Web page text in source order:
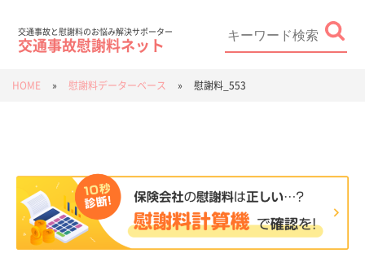
交通事故と慰謝料のお悩み解決サポーター
交通事故慰謝料ネット
HOME » 慰謝料データーベース » 慰謝料_553